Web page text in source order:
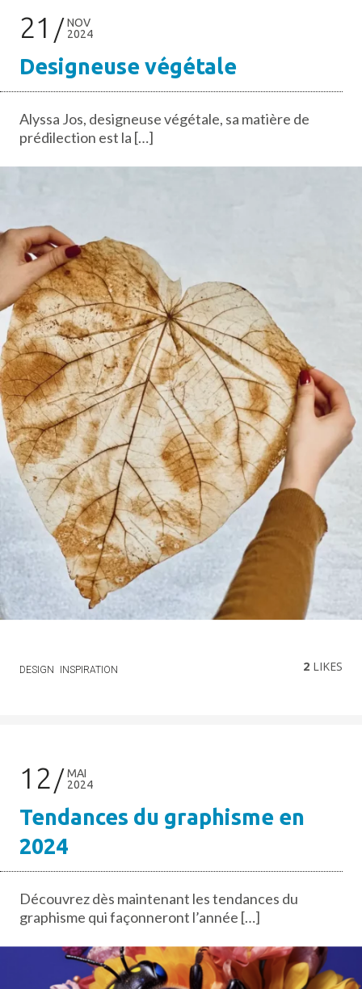
21
NOV
2024
Designeuse végétale
Alyssa Jos, designeuse végétale, sa matière de
prédilection est la […]
DESIGN INSPIRATION 2 LIKES
12
MAI
2024
Tendances du graphisme en
2024
Découvrez dès maintenant les tendances du
graphisme qui façonneront l’année […]